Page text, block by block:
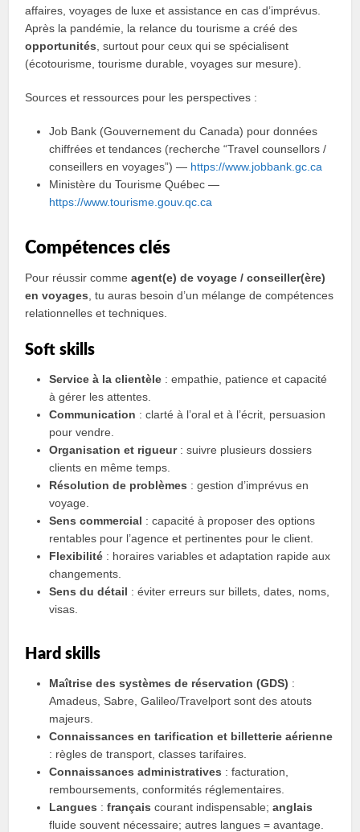
affaires, voyages de luxe et assistance en cas d’imprévus.
Après la pandémie, la relance du tourisme a créé des
opportunités , surtout pour ceux qui se spécialisent
(écotourisme, tourisme durable, voyages sur mesure).
Sources et ressources pour les perspectives :
Job Bank (Gouvernement du Canada) pour données
chiffrées et tendances (recherche “Travel counsellors /
conseillers en voyages”) — https://www.jobbank.gc.ca
Ministère du Tourisme Québec —
https://www.tourisme.gouv.qc.ca
Compétences clés
Pour réussir commeagent(e) de voyage / conseiller(ère)
en voyages , tu auras besoin d’un mélange de compétences
relationnelles et techniques.
Soft skills
Service à la clientèle : empathie, patience et capacité
à gérer les attentes.
Communication : clarté à l’oral et à l’écrit, persuasion
pour vendre.
Organisation et rigueur: suivre plusieurs dossiers
clients en même temps.
Résolution de problèmes : gestion d’imprévus en
voyage.
Sens commercial : capacité à proposer des options
rentables pour l’agence et pertinentes pour le client.
Flexibilité : horaires variables et adaptation rapide aux
changements.
Sens du détail : éviter erreurs sur billets, dates, noms,
visas.
Hard skills
Maîtrise des systèmes de réservation (GDS) :
Amadeus, Sabre, Galileo/Travelport sont des atouts
majeurs.
Connaissances en tarification et billetterie aérienne
: règles de transport, classes tarifaires.
Connaissances administratives : facturation,
remboursements, conformités réglementaires.
Langues :français courant indispensable;anglais
fluide souvent nécessaire; autres langues = avantage.